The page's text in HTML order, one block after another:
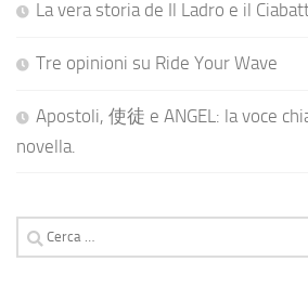
La vera storia de Il Ladro e il
Tre opinioni su Ride Your Wave
Apostoli, 使徒 e ANGEL: la voce
novella.
Ricerca
per: